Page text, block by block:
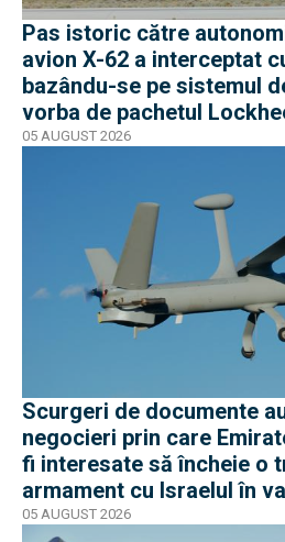
Pas istoric către
avion X-62 a interceptat
bazându-se pe sistemul
vorba de pachetul
Pod
05 AUGUST 2026
Scurgeri de documente
negocieri prin care
fi interesate să încheie o
armament cu Israelul în
miliarde de dolari
05 AUGUST 2026